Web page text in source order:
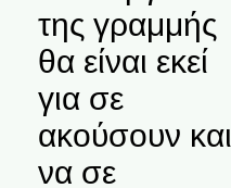
της γραμμής
θα είναι εκεί
για σε
ακούσουν και
να σε